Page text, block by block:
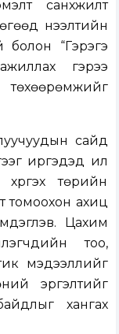
санхүүжилт
нээлтийн
“Гэрэгэ
гэрээ
сайд
иргэдэд илүү
төрийн
томоохон ахиц
Цахим
тоо,
мэдээллийг
эргэлтийг
хангах